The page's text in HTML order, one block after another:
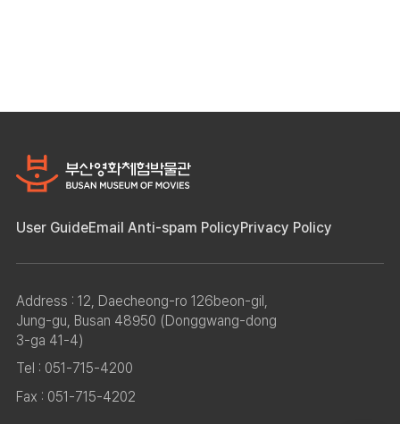
User GuideEmail Anti-spam PolicyPrivacy Policy
Address : 12, Daecheong-ro 126beon-gil,
Jung-gu, Busan 48950 (Donggwang-dong
3-ga 41-4)
Tel : 051-715-4200
Fax : 051-715-4202